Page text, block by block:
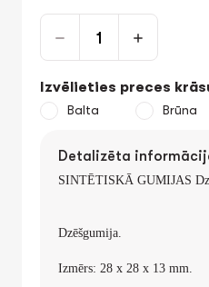
Izvēlieties preces
Balta Brūna
Detalizēta
SINTĒTISKĀ GUMIJAS
Dzēšgumija.
Izmērs: 28 x 28 x 13 mm.